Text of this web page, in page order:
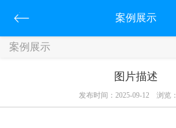
案例展示
案例展示
图片描述
发布时间：2025-09-12 浏览：